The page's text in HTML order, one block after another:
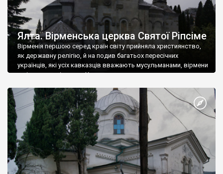
Ялта. Вірменська церква Святої Ріпсіме
Вірменія першою серед країн світу прийняла християнство,
як державну релігію, й на подив багатьох пересічних
українців, які усіх кавказців вважають мусульманами, вірмени
є відданими вірянами Христа